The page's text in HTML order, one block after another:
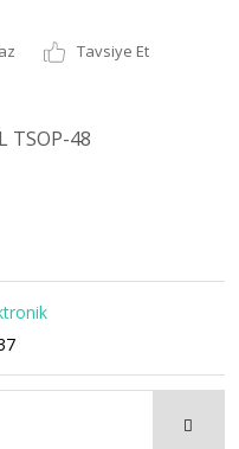
Tavsiye Et
TSOP-48